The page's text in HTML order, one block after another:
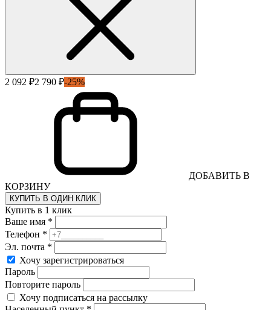
2 092 ₽2 790 ₽-25%
ДОБАВИТЬ В
КОРЗИНУ
КУПИТЬ В ОДИН КЛИК
Купить в 1 клик
Ваше имя *
Телефон *
Эл. почта *
Хочу зарегистрироваться
Пароль
Повторите пароль
Хочу подписаться на рассылку